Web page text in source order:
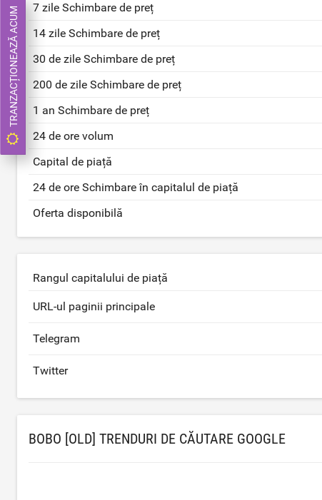
7 zile Schimbare de preț
14 zile Schimbare de preț
30 de zile Schimbare de preț
200 de zile Schimbare de preț
1 an Schimbare de preț
24 de ore volum
Capital de piață
24 de ore Schimbare în capitalul de piață
Oferta disponibilă
Rangul capitalului de piață
URL-ul paginii principale
Telegram
Twitter
BOBO [OLD] TRENDURI DE CĂUTARE GOOGLE
TRANZACȚIONEAZĂ ACUM